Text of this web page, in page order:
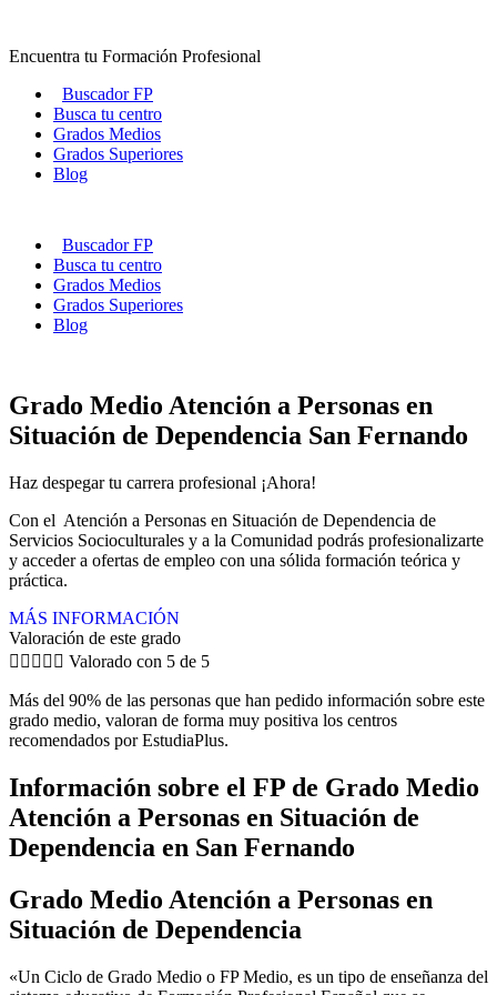
contenido
Encuentra tu Formación Profesional
Buscador FP
Busca tu centro
Grados Medios
Grados Superiores
Blog
Buscador FP
Busca tu centro
Grados Medios
Grados Superiores
Blog
Grado Medio Atención a Personas en
Situación de Dependencia San Fernando
Haz despegar tu carrera profesional ¡Ahora!
Con el Atención a Personas en Situación de Dependencia de
Servicios Socioculturales y a la Comunidad podrás profesionalizarte
y acceder a ofertas de empleo con una sólida formación teórica y
práctica.
MÁS INFORMACIÓN
Valoración de este grado
     Valorado con 5 de 5
Más del 90% de las personas que han pedido información sobre este
grado medio, valoran de forma muy positiva los centros
recomendados por EstudiaPlus.
Información sobre el FP de Grado Medio
Atención a Personas en Situación de
Dependencia en San Fernando
Grado Medio Atención a Personas en
Situación de Dependencia
«Un Ciclo de Grado Medio o FP Medio, es un tipo de enseñanza del